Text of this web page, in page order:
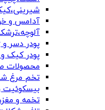
آدامس و
پودر دسر و
پودر کیک
محصولات
تخم مرغ
بیسکوئیت
تخمه و